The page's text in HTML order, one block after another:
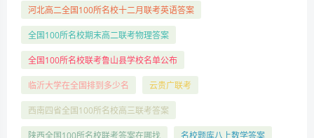
河北高二全国100所名校十二月联考英语答案
全国100所名校期末高二联考物理答案
全国100所名校联考鲁山县学校名单公布
临沂大学在全国排到多少名 云贵广联考
西南四省全国100所名校高三联考答案
陕西全国100所名校联考答案在哪找 名校题库八上数学答案